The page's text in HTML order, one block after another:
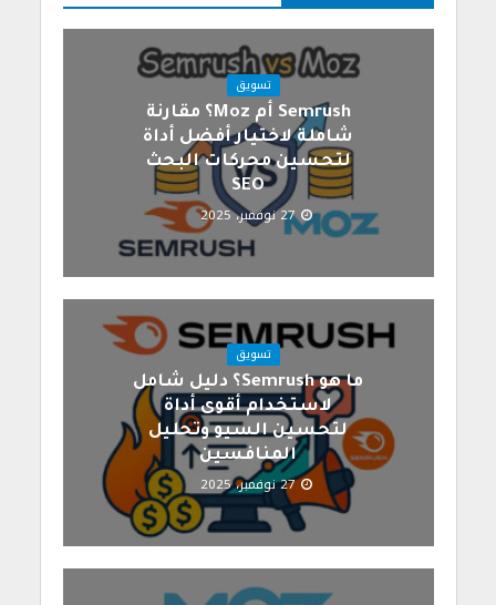
تسويق
Semrush أم Moz؟ مقارنة
شاملة لاختيار أفضل أداة
لتحسين محركات البحث
SEO
27 نوفمبر، 2025
تسويق
ما هو Semrush؟ دليل شامل
لاستخدام أقوى أداة
لتحسين السيو وتحليل
المنافسين
27 نوفمبر، 2025